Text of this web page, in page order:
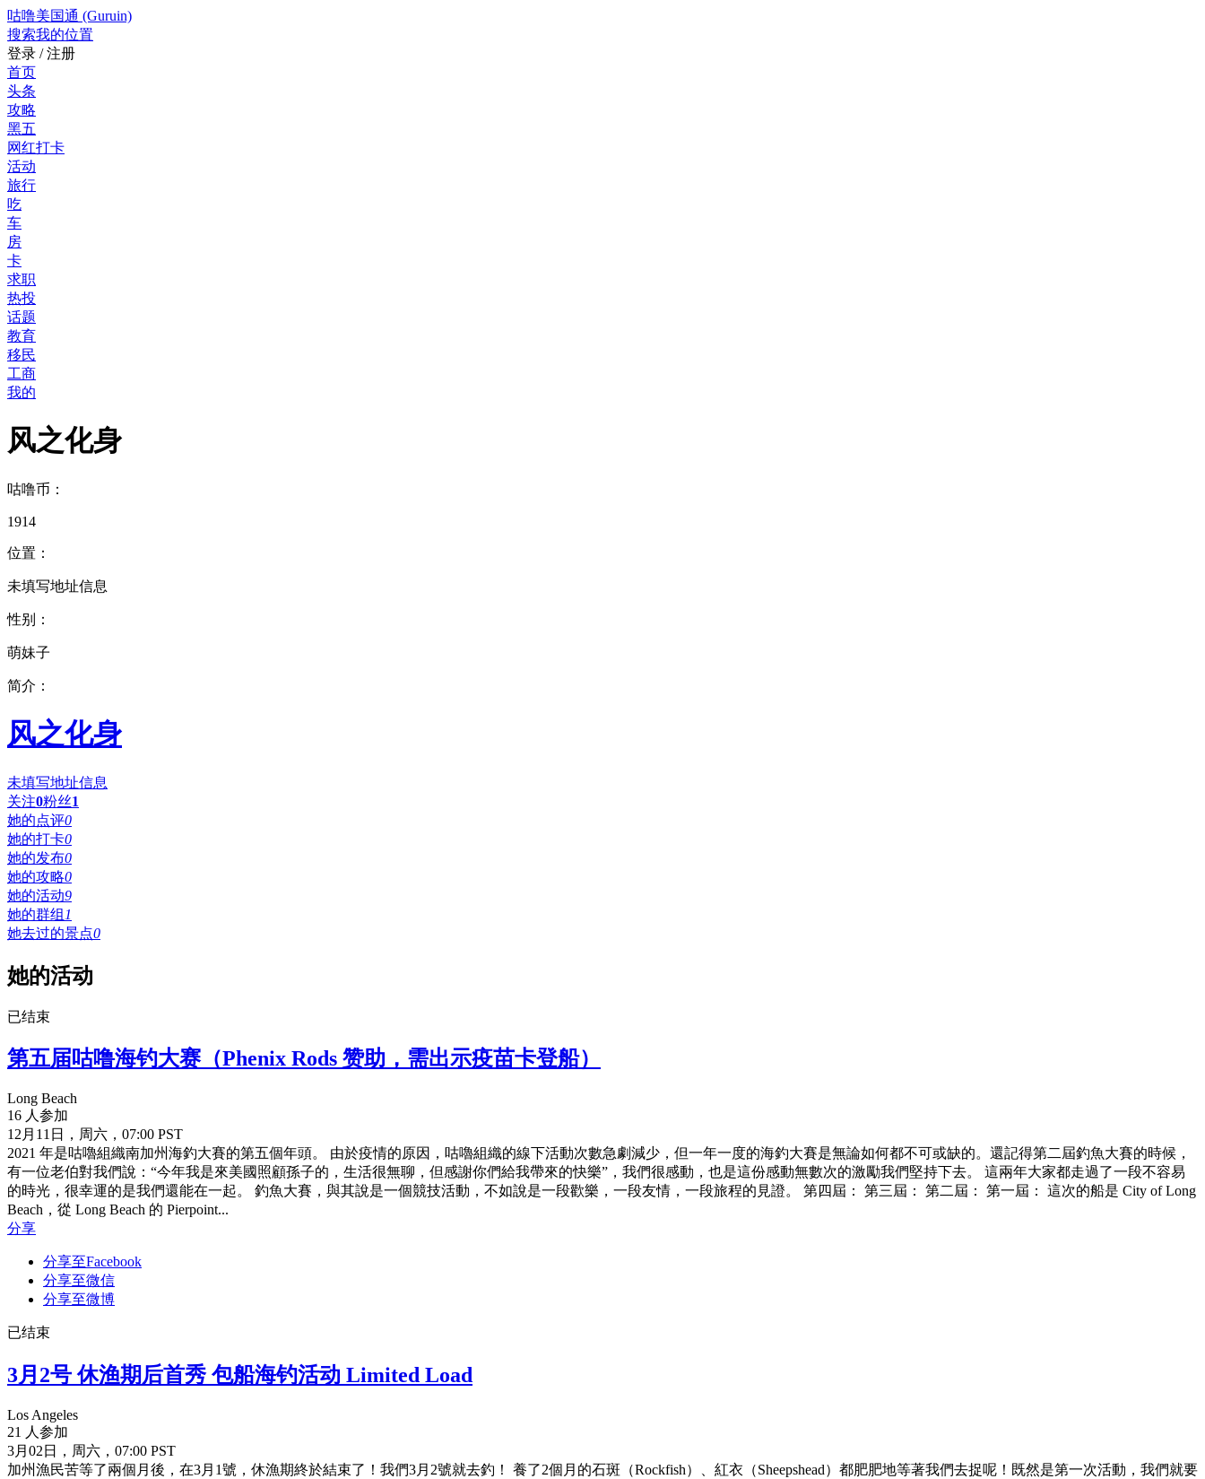
咕噜美国通 (Guruin)
搜索我的位置
登录 / 注册
首页
头条
攻略
黑五
网红打卡
活动
旅行
吃
车
房
卡
求职
热投
话题
教育
移民
工商
我的
风之化身
咕噜币：
1914
位置：
未填写地址信息
性别：
萌妹子
简介：
风之化身
未填写地址信息
关注0粉丝1
她的点评0
她的打卡0
她的发布0
她的攻略0
她的活动9
她的群组 1
她去过的景点0
她的活动
已结束
第五届咕噜海钓大赛（Phenix Rods 赞助，需出示疫苗卡登船）
Long Beach
16 人参加
12月11日，周六，07:00 PST
2021 年是咕嚕組織南加州海釣大賽的第五個年頭。 由於疫情的原因，咕嚕組織的線下活動次數急劇減少，但一年一度的海釣大賽是無論如何都不可或缺的。還記得第二屆釣魚大賽的時候，
有一位老伯對我們說：“今年我是來美國照顧孫子的，生活很無聊，但感謝你們給我帶來的快樂”，我們很感動，也是這份感動無數次的激勵我們堅持下去。 這兩年大家都走過了一段不容易
的時光，很幸運的是我們還能在一起。 釣魚大賽，與其說是一個競技活動，不如說是一段歡樂，一段友情，一段旅程的見證。 第四屆： 第三屆： 第二屆： 第一屆： 這次的船是 City of Long
Beach，從 Long Beach 的 Pierpoint...
分享
分享至Facebook
分享至微信
分享至微博
已结束
3月2号 休渔期后首秀 包船海钓活动 Limited Load
Los Angeles
21 人参加
3月02日，周六，07:00 PST
加州漁民苦等了兩個月後，在3月1號，休漁期終於結束了！我們3月2號就去釣！ 養了2個月的石斑（Rockfish）、紅衣（Sheepshead）都肥肥地等著我們去捉呢！既然是第一次活動，我們就要